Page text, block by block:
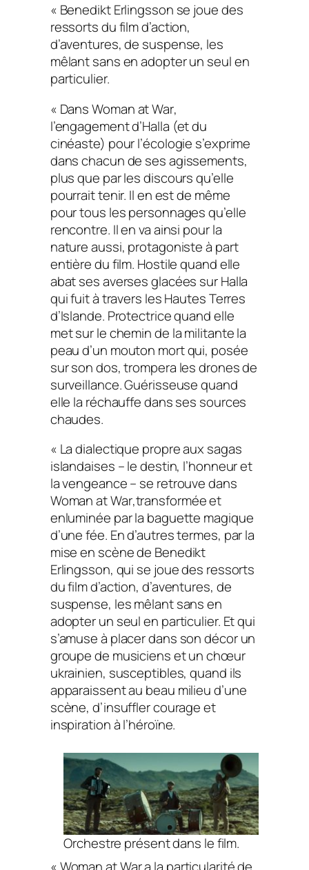
« Benedikt Erlingsson se joue des
ressorts du film d’action,
d’aventures, de suspense, les
mêlant sans en adopter un seul en
particulier.
« DansWoman at War,
l’engagement d’Halla (et du
cinéaste) pour l’écologie s’exprime
dans chacun de ses agissements,
plus que par les discours qu’elle
pourrait tenir. Il en est de même
pour tous les personnages qu’elle
rencontre. Il en va ainsi pour la
nature aussi, protagoniste à part
entière du film. Hostile quand elle
abat ses averses glacées sur Halla
qui fuit à travers les Hautes Terres
d’Islande. Protectrice quand elle
met sur le chemin de la militante la
peau d’un mouton mort qui, posée
sur son dos, trompera les drones de
surveillance. Guérisseuse quand
elle la réchauffe dans ses sources
chaudes.
« La dialectique propre aux sagas
islandaises – le destin, l’honneur et
la vengeance – se retrouve dans
Woman at War,transformée et
enluminée par la baguette magique
d’une fée. En d’autres termes, par la
mise en scène de Benedikt
Erlingsson, qui se joue des ressorts
du film d’action, d’aventures, de
suspense, les mêlant sans en
adopter un seul en particulier. Et qui
s’amuse à placer dans son décor un
groupe de musiciens et un chœur
ukrainien, susceptibles, quand ils
apparaissent au beau milieu d’une
scène, d’insuffler courage et
inspiration à l’héroïne.
Orchestre présent dans le film.